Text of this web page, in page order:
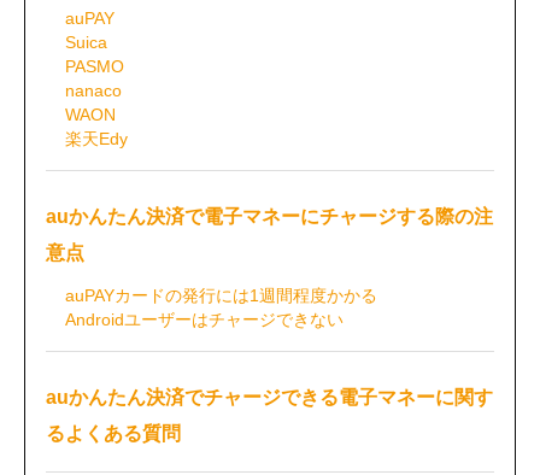
auPAY
Suica
PASMO
nanaco
WAON
楽天Edy
auかんたん決済で電子マネーにチャージする際の注
意点
auPAYカードの発行には1週間程度かかる
Androidユーザーはチャージできない
auかんたん決済でチャージできる電子マネーに関す
るよくある質問